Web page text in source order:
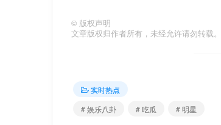
© 版权声明
文章版权归作者所有，未经允许请勿转载。
实时热点
# 娱乐八卦
# 吃瓜 # 明星